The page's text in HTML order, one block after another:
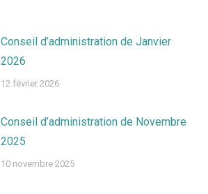
Conseil d’administration de Janvier
2026
12 février 2026
Conseil d’administration de Novembre
2025
10 novembre 2025